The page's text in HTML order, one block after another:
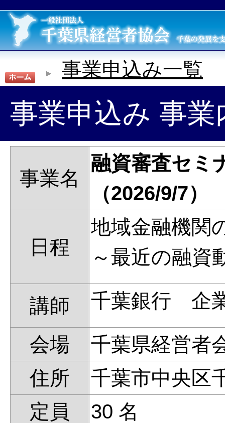
事業申込み一覧
事業申込み 事業
事業名
融資審査セ
（2026/9/7）
日程
地域金融機関
～最近の融資
講師
千葉銀行 企
会場
千葉県経営者
住所
千葉市中央区
定員
30 名